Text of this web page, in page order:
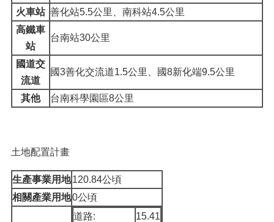
火車站 善化站5.5公里、南科站4.5公里
高鐵車
站
台南站30公里
國道交
流道
國3善化交流道1.5公里、國8新化端9.5公里
其他 台南科學園區8公里
土地配置計畫
生產事業用地120.84公頃
相關產業用地0公頃
道路:
15.41